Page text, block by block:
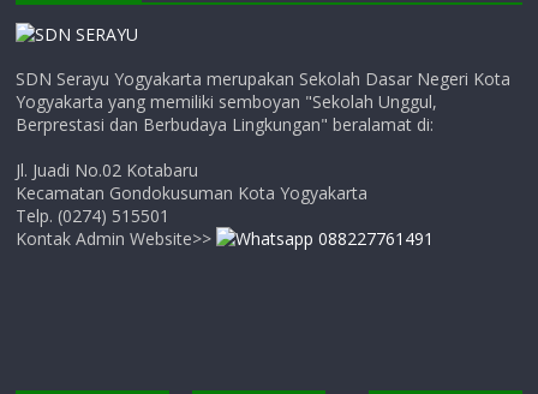
SDN Serayu Yogyakarta merupakan Sekolah Dasar Negeri Kota
Yogyakarta yang memiliki semboyan "Sekolah Unggul,
Berprestasi dan Berbudaya Lingkungan" beralamat di:
Jl. Juadi No.02 Kotabaru
Kecamatan Gondokusuman Kota Yogyakarta
Telp. (0274) 515501
Kontak Admin Website>>